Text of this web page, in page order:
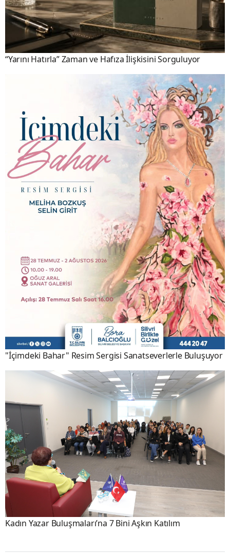
“Yarını Hatırla” Zaman ve Hafıza İlişkisini Sorguluyor
"İçimdeki Bahar" Resim Sergisi Sanatseverlerle Buluşuyor
Kadın Yazar Buluşmaları’na 7 Bini Aşkın Katılım